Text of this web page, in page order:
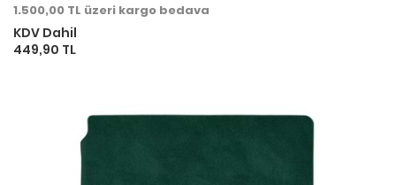
1.500,00 TL üzeri kargo bedava
KDV Dahil
449,90 TL